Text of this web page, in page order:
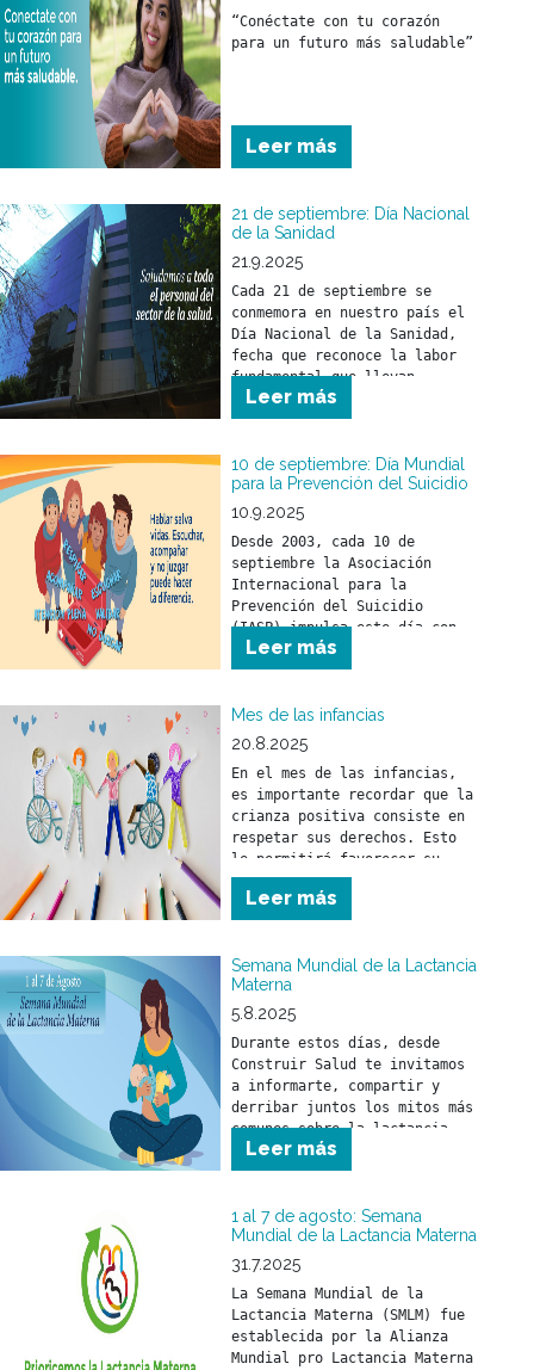
imitación y propio
desarrollo.
“Conéctate con tu corazón
para un futuro más saludable”
Leer más
21 de septiembre: Día Nacional
de la Sanidad
21.9.2025
Cada 21 de septiembre se
conmemora en nuestro país el
Día Nacional de la Sanidad,
fecha que reconoce la labor
fundamental que llevan
adelante los trabajadores y
trabajadoras del sector
Leer más
10 de septiembre: Día Mundial
para la Prevención del Suicidio
10.9.2025
Desde 2003, cada 10 de
septiembre la Asociación
Internacional para la
Prevención del Suicidio
(IASP) impulsa este día con
el objetivo de promover
compromisos y acciones
Leer más
Mes de las infancias
20.8.2025
En el mes de las infancias,
es importante recordar que la
crianza positiva consiste en
respetar sus derechos. Esto
le permitirá favorecer su
desarrollo físico, mental y
social.
Leer más
Semana Mundial de la Lactancia
Materna
5.8.2025
Durante estos días, desde
Construir Salud te invitamos
a informarte, compartir y
derribar juntos los mitos más
comunes sobre la lactancia.
Leer más
1 al 7 de agosto: Semana
Mundial de la Lactancia Materna
31.7.2025
La Semana Mundial de la
Lactancia Materna (SMLM) fue
establecida por la Alianza
Mundial pro Lactancia Materna